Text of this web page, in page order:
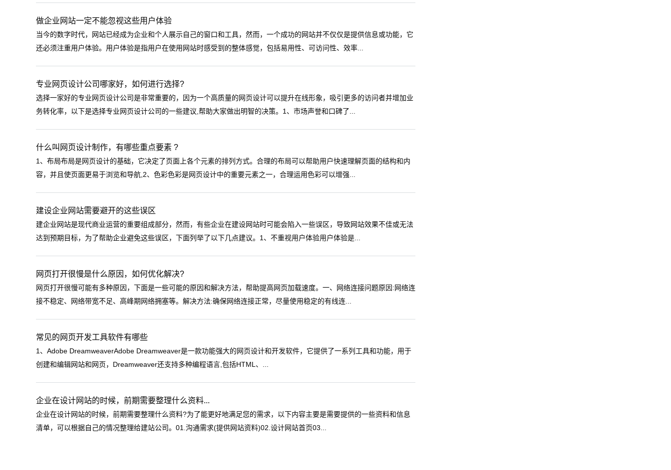
做企业网站一定不能忽视这些用户体验
当今的数字时代，网站已经成为企业和个人展示自己的窗口和工具，然而，一个成功的网站并不仅仅是提供信息或功能，它
还必须注重用户体验。用户体验是指用户在使用网站时感受到的整体感觉，包括易用性、可访问性、效率...
专业网页设计公司哪家好，如何进行选择?
选择一家好的专业网页设计公司是非常重要的，因为一个高质量的网页设计可以提升在线形象，吸引更多的访问者并增加业
务转化率，以下是选择专业网页设计公司的一些建议,帮助大家做出明智的决策。1、市场声誉和口碑了...
什么叫网页设计制作，有哪些重点要素 ?
1、布局布局是网页设计的基础，它决定了页面上各个元素的排列方式。合理的布局可以帮助用户快速理解页面的结构和内
容，并且使页面更易于浏览和导航,2、色彩色彩是网页设计中的重要元素之一，合理运用色彩可以增强...
建设企业网站需要避开的这些误区
建企业网站是现代商业运营的重要组成部分，然而，有些企业在建设网站时可能会陷入一些误区，导致网站效果不佳或无法
达到预期目标，为了帮助企业避免这些误区，下面列举了以下几点建议。1、不重视用户体验用户体验是...
网页打开很慢是什么原因，如何优化解决?
网页打开很慢可能有多种原因，下面是一些可能的原因和解决方法，帮助提高网页加载速度。一、网络连接问题原因:网络连
接不稳定、网络带宽不足、高峰期网络拥塞等。解决方法:确保网络连接正常，尽量使用稳定的有线连...
常见的网页开发工具软件有哪些
1、Adobe DreamweaverAdobe Dreamweaver是一款功能强大的网页设计和开发软件，它提供了一系列工具和功能，用于
创建和编辑网站和网页，Dreamweaver还支持多种编程语言,包括HTML、...
企业在设计网站的时候，前期需要整理什么资料...
企业在设计网站的时候，前期需要整理什么资料?为了能更好地满足您的需求，以下内容主要是需要提供的一些资料和信息
清单，可以根据自己的情况整理给建站公司。01.沟通需求(提供网站资料)02.设计网站首页03...